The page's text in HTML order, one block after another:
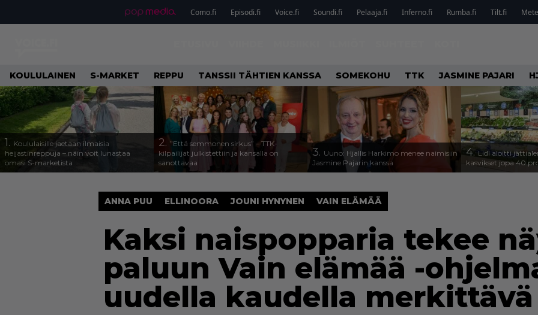
Como.fi Episodi.fi Voice.fi Soundi.fi Pelaaja.fi Inferno.fi Rumba.fi Tilt.fi
KOULULAINEN S-MARKET REPPU TANSSII TÄHTIEN KANSSA SOMEKOHU TTK JASMINE PAJARI
1. Koululaisille jaetaan ilmaisia
heijastinreppuja – näin voit lunastaa
omasi S-marketista
2. ”Että semmonen sirkus” – TTK-
kilpailijat julkistettiin ja kansalla on
sanottavaa
3. Uuno: Hjallis Harkimo menee naimisiin
Jasmine Pajarin kanssa
4. Lidl aloitti
kasvikset jopa 40
ANNA PUU ELLINOORA JOUNI HYNYNEN VAIN ELÄMÄÄ
Kaksi naispopparia tekee
paluun Vain elämää -
uudella kaudella